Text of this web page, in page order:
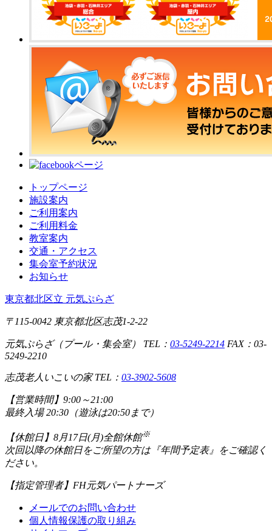
トップページ
施設案内
ご利用案内
ご利用料金
教室案内
交通・アクセス
集会室予約状況
お知らせ
東京都北区立 元気ぷらざ
〒115-0042 東京都北区志茂1-2-22
元気ぷらざ（プール・集会室） TEL： 03-5249-2214 FAX：03-
5249-2210
志茂老人いこいの家 TEL： 03-3902-5608
【営業時間】 9:00～21:00
最終入場 20:30（遊泳は20:50まで）
【休館日】 8月17日(月)全館休館※
次回以降の休館日をご所望の方は『年間予定表』をご確認く
ださい。
【指定管理者】 FH元気パートナーズ
メールでのお問い合わせ
個人情報保護の取り組み